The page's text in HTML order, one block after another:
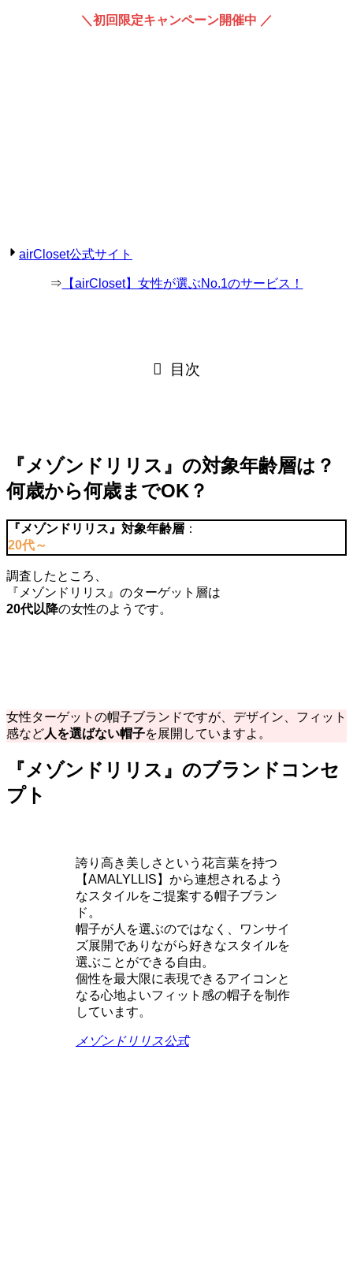
＼初回限定キャンペーン開催中 ／
airCloset公式サイト
⇒ 【airCloset】女性が選ぶNo.1のサービス！
目次
『メゾンドリリス』の対象年齢層は？
何歳から何歳までOK？
『 メゾンドリリス 』対象年齢層 ：
20代～
調査したところ、
『メゾンドリリス』のターゲット層は
20代以降の女性のようです。
女性ターゲットの帽子ブランドですが、デザイン、フィット
感など人を選ばない帽子を展開していますよ。
『メゾンドリリス』のブランドコンセ
プト
誇り高き美しさという花言葉を持つ
【AMALYLLIS】から連想されるよう
なスタイルをご提案する帽子ブラン
ド。
帽子が人を選ぶのではなく、ワンサイ
ズ展開でありながら好きなスタイルを
選ぶことができる自由。
個性を最大限に表現できるアイコンと
なる心地よいフィット感の帽子を制作
しています。
メゾンドリリス公式